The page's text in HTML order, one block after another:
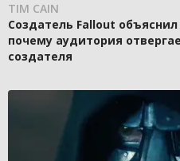
TIM CAIN
Создатель Fallout
почему аудитория
создателя